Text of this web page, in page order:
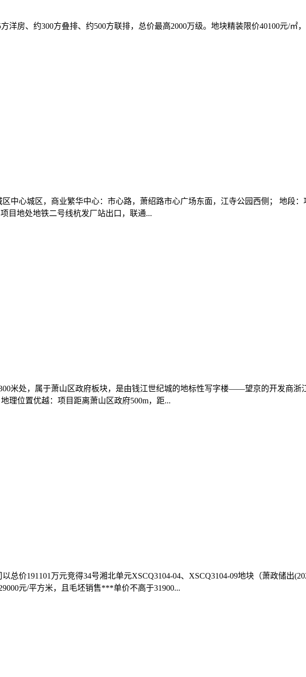
洋房、约300方叠排、约500方联排，总价最高2000万级。地块精装限价40100元/㎡
中心城区，商业繁华中心：市心路，萧绍路市心广场东面，江寺公园西侧； 地段
目地处地铁二号线杭发厂站出口，联通...
米处，属于萧山区政府板块，是由钱江世纪城的地标性写字楼——望京的开发商浙
理位置优越：项目距离萧山区政府500m，距...
总价191101万元竞得34号湘北单元XSCQ3104-04、XSCQ3104-09地块（萧政储出
元/平方米，且毛坯销售***单价不高于31900...